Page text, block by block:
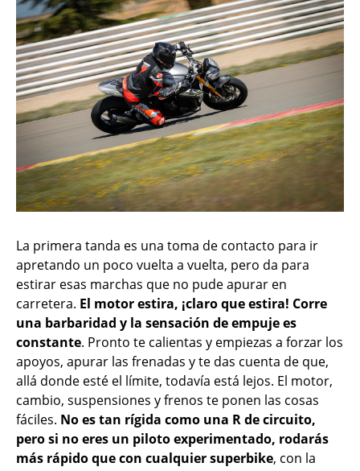
La primera tanda es una toma de contacto para ir
apretando un poco vuelta a vuelta, pero da para
estirar esas marchas que no pude apurar en
carretera. El motor estira, ¡claro que estira! Corre
una barbaridad y la sensación de empuje es
constante. Pronto te calientas y empiezas a forzar los
apoyos, apurar las frenadas y te das cuenta de que,
allá donde esté el límite, todavía está lejos. El motor,
cambio, suspensiones y frenos te ponen las cosas
fáciles. No es tan rígida como una R de circuito,
pero si no eres un piloto experimentado, rodarás
más rápido que con cualquier superbike, con la